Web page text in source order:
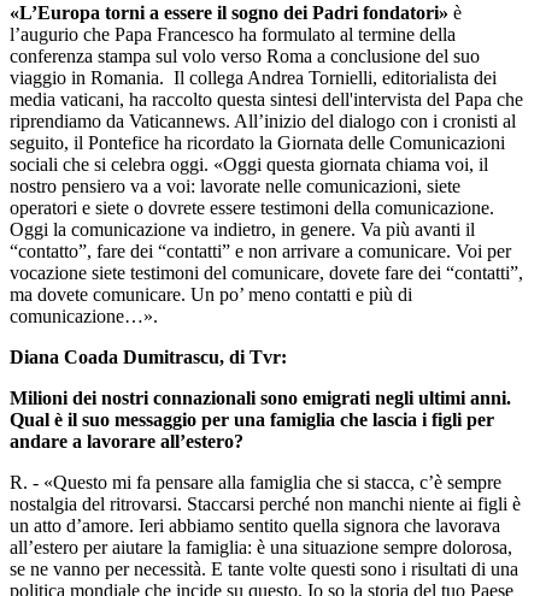
«L’Europa torni a essere il sogno dei Padri fondatori» è
l’augurio che Papa Francesco ha formulato al termine della
conferenza stampa sul volo verso Roma a conclusione del suo
viaggio in Romania. Il collega Andrea Tornielli, editorialista dei
media vaticani, ha raccolto questa sintesi dell'intervista del Papa che
riprendiamo da Vaticannews. All’inizio del dialogo con i cronisti al
seguito, il Pontefice ha ricordato la Giornata delle Comunicazioni
sociali che si celebra oggi. «Oggi questa giornata chiama voi, il
nostro pensiero va a voi: lavorate nelle comunicazioni, siete
operatori e siete o dovrete essere testimoni della comunicazione.
Oggi la comunicazione va indietro, in genere. Va più avanti il
“contatto”, fare dei “contatti” e non arrivare a comunicare. Voi per
vocazione siete testimoni del comunicare, dovete fare dei “contatti”,
ma dovete comunicare. Un po’ meno contatti e più di
comunicazione…».
Diana Coada Dumitrascu, di Tvr:
Milioni dei nostri connazionali sono emigrati negli ultimi anni.
Qual è il suo messaggio per una famiglia che lascia i figli per
andare a lavorare all’estero?
R. - «Questo mi fa pensare alla famiglia che si stacca, c’è sempre
nostalgia del ritrovarsi. Staccarsi perché non manchi niente ai figli è
un atto d’amore. Ieri abbiamo sentito quella signora che lavorava
all’estero per aiutare la famiglia: è una situazione sempre dolorosa,
se ne vanno per necessità. E tante volte questi sono i risultati di una
politica mondiale che incide su questo. Io so la storia del tuo Paese